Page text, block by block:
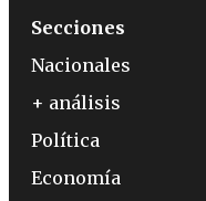
Secciones
Nacionales
+ análisis
Política
Economía